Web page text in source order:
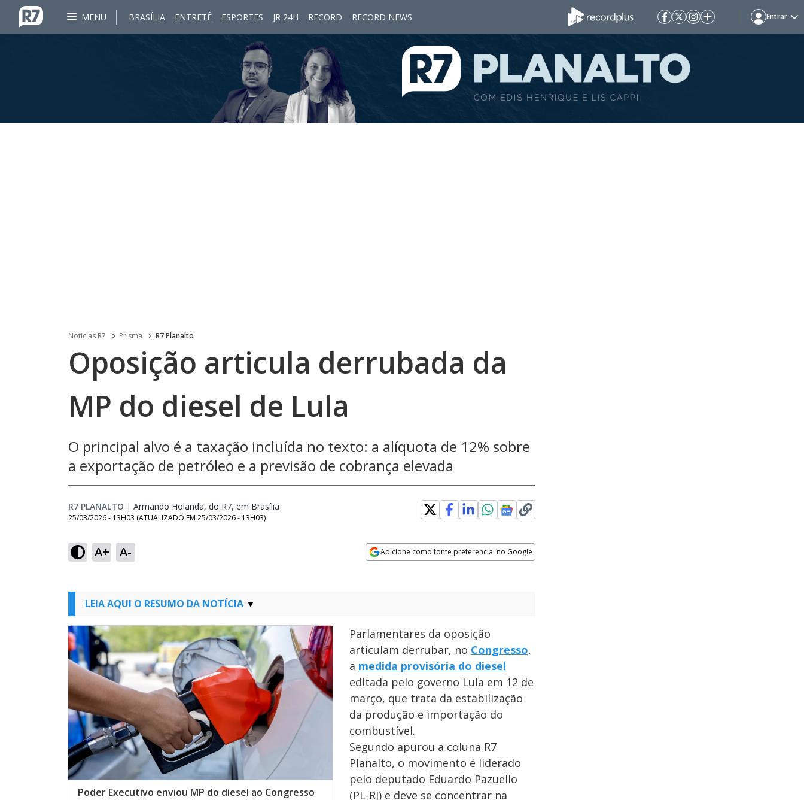
MENU BRASÍLIA ENTRETÊ ESPORTES JR 24H RECORD RECORD NEWS Entrar
Noticias R7 Prisma R7 Planalto
Oposição articula derrubada da
MP do diesel de Lula
O principal alvo é a taxação incluída no texto: a alíquota de 12% sobre
a exportação de petróleo e a previsão de cobrança elevada
R7 PLANALTO | Armando Holanda, do R7, em Brasília
25/03/2026 - 13H03 (ATUALIZADO EM 25/03/2026 - 13H03)
A+ A- Adicione como fonte preferencial no Google
LEIA AQUI O RESUMO DA NOTÍCIA
Poder Executivo enviou MP do diesel ao Congresso
Parlamentares da oposição
articulam derrubar, no Congresso,
a medida provisória do diesel
editada pelo governo Lula em 12 de
março, que trata da estabilização
da produção e importação do
combustível.
Segundo apurou a coluna R7
Planalto, o movimento é liderado
pelo deputado Eduardo Pazuello
(PL-RJ) e deve se concentrar na